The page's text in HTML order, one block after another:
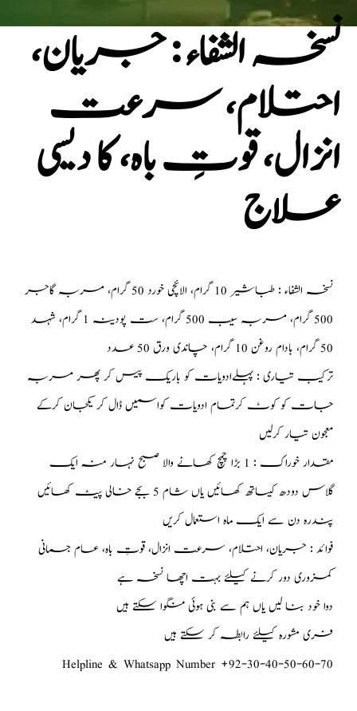
نسخہ الشفاء : جریان،
احتلام، سرعت
انزال، قوتِ باہ، کا دیسی
علاج
نسخہ الشفاء : طباشیر 10 گرام، الائچی خورد 50 گرام، مربہ گاجر
500 گرام، مربہ سیب 500 گرام، ست پودینہ 1 گرام، شہد
50 گرام، بادام روغن 10 گرام، چاندی ورق 50 عدد
ترکیب تیاری : پہلےادویات کو باریک پیس کر پھر مربہ
جات کو کوٹ کرتمام ادویات کواسمیں ڈال کر یکجان کرکے
معجون تیار کرلیں
مقدار خوراک : 1 بڑا چمچ کھانے والا صبح نہار منہ ایک
گلاس دودھ کیساتھ کھائیں یاں شام 5 بجے خالی پیٹ کھائیں
پندرہ دن سے ایک ماہ استعمال کریں
فوائد : جریان، احتلام، سرعت انزال، قوتِ باہ، عام جسمانی
کمزوری دور کرنے کیلئے بہت اچھا نسخہ ہے
دوا خود بنا لیں یاں ہم سے بنی ہوئی منگوا سکتے ہیں
فری مشورہ کیلئے رابطہ کر سکتے ہیں
Helpline & Whatsapp Number +92-30-40-50-60-70